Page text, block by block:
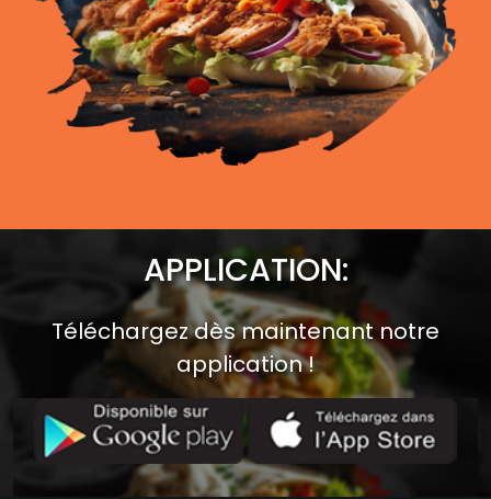
APPLICATION:
Téléchargez dès maintenant notre
application !